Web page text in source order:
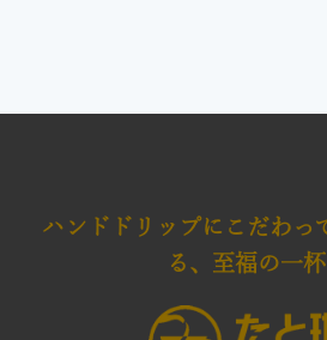
ハンドドリップにこだわっ
る、至福の一杯